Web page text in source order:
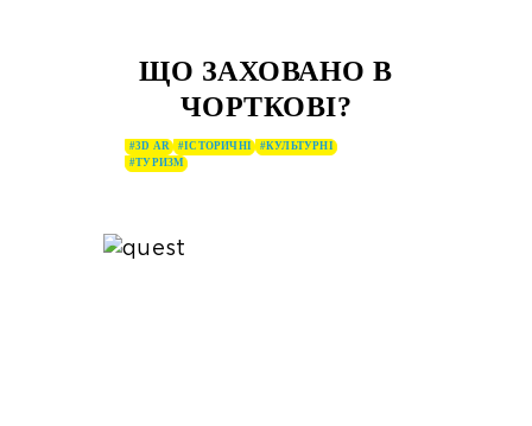
ЩО ЗАХОВАНО В
ЧОРТКОВІ?
#3D AR #ІСТОРИЧНІ
#КУЛЬТУРНІ
#ТУРИЗМ